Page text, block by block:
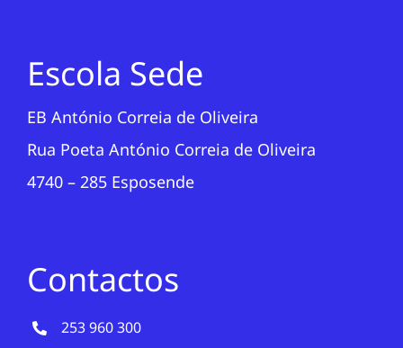
Escola Sede
EB António Correia de Oliveira
Rua Poeta António Correia de Oliveira
4740 – 285 Esposende
Contactos
253 960 300